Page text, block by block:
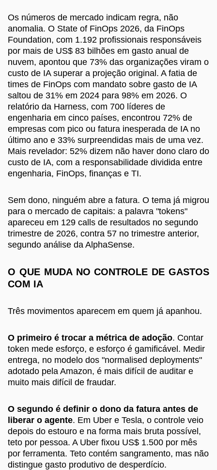
Os números de mercado indicam regra, não
anomalia. O State of FinOps 2026, da FinOps
Foundation, com 1.192 profissionais responsáveis
por mais de US$ 83 bilhões em gasto anual de
nuvem, apontou que 73% das organizações viram o
custo de IA superar a projeção original. A fatia de
times de FinOps com mandato sobre gasto de IA
saltou de 31% em 2024 para 98% em 2026. O
relatório da Harness, com 700 líderes de
engenharia em cinco países, encontrou 72% de
empresas com pico ou fatura inesperada de IA no
último ano e 33% surpreendidas mais de uma vez.
Mais revelador: 52% dizem não haver dono claro do
custo de IA, com a responsabilidade dividida entre
engenharia, FinOps, finanças e TI.
Sem dono, ninguém abre a fatura. O tema já migrou
para o mercado de capitais: a palavra "tokens"
apareceu em 129 calls de resultados no segundo
trimestre de 2026, contra 57 no trimestre anterior,
segundo análise da AlphaSense.
O QUE MUDA NO CONTROLE DE GASTOS
COM IA
Três movimentos aparecem em quem já apanhou.
O primeiro é trocar a métrica de adoção. Contar
token mede esforço, e esforço é gamificável. Medir
entrega, no modelo dos "normalised deployments"
adotado pela Amazon, é mais difícil de auditar e
muito mais difícil de fraudar.
O segundo é definir o dono da fatura antes de
liberar o agente. Em Uber e Tesla, o controle veio
depois do estouro e na forma mais bruta possível,
teto por pessoa. A Uber fixou US$ 1.500 por mês
por ferramenta. Teto contém sangramento, mas não
distingue gasto produtivo de desperdício.